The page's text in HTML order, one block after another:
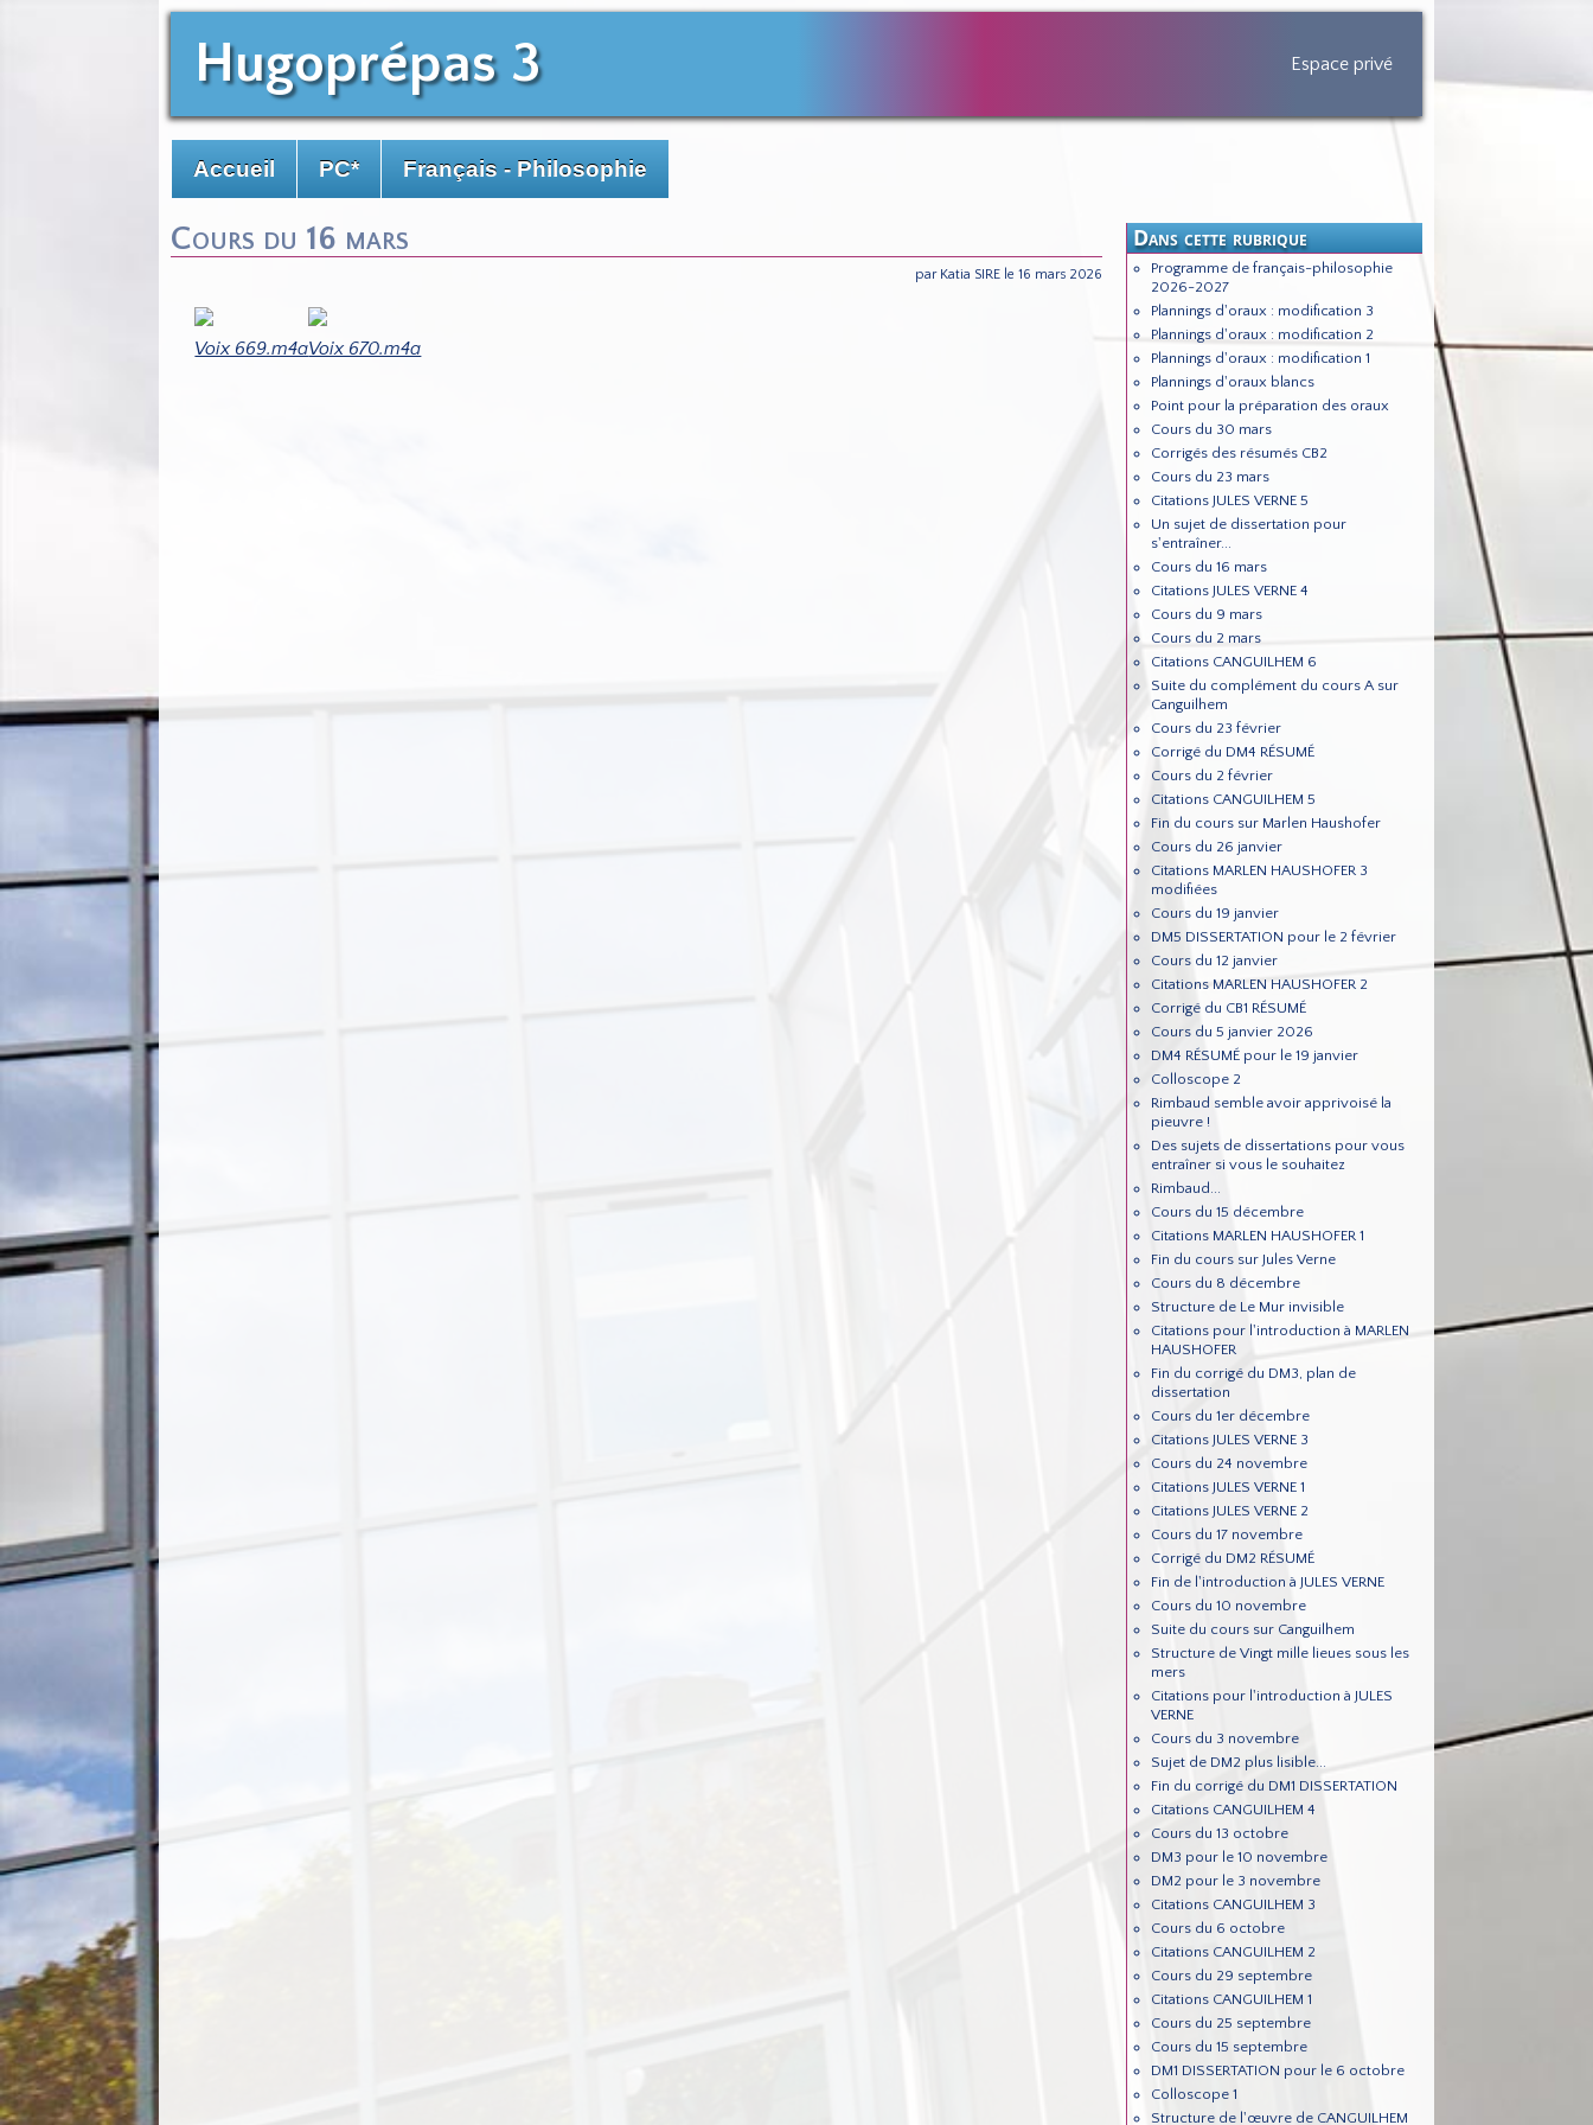
Hugoprépas 3 Espace privé
Accueil PC* Français - Philosophie
Dans cette rubrique
Programme de français-philosophie
2026-2027
Plannings d'oraux : modification 3
Plannings d'oraux : modification 2
Plannings d'oraux : modification 1
Plannings d'oraux blancs
Point pour la préparation des oraux
Cours du 30 mars
Corrigés des résumés CB2
Cours du 23 mars
Citations JULES VERNE 5
Un sujet de dissertation pour
s'entraîner...
Cours du 16 mars
Citations JULES VERNE 4
Cours du 9 mars
Cours du 2 mars
Citations CANGUILHEM 6
Suite du complément du cours A sur
Canguilhem
Cours du 23 février
Corrigé du DM4 RÉSUMÉ
Cours du 2 février
Citations CANGUILHEM 5
Fin du cours sur Marlen Haushofer
Cours du 26 janvier
Citations MARLEN HAUSHOFER 3
modifiées
Cours du 19 janvier
DM5 DISSERTATION pour le 2 février
Cours du 12 janvier
Citations MARLEN HAUSHOFER 2
Corrigé du CB1 RÉSUMÉ
Cours du 5 janvier 2026
DM4 RÉSUMÉ pour le 19 janvier
Colloscope 2
Rimbaud semble avoir apprivoisé la
pieuvre !
Des sujets de dissertations pour vous
entraîner si vous le souhaitez
Rimbaud...
Cours du 15 décembre
Citations MARLEN HAUSHOFER 1
Fin du cours sur Jules Verne
Cours du 8 décembre
Structure de Le Mur invisible
Citations pour l'introduction à MARLEN
HAUSHOFER
Fin du corrigé du DM3, plan de
dissertation
Cours du 1er décembre
Citations JULES VERNE 3
Cours du 24 novembre
Citations JULES VERNE 1
Citations JULES VERNE 2
Cours du 17 novembre
Corrigé du DM2 RÉSUMÉ
Fin de l'introduction à JULES VERNE
Cours du 10 novembre
Suite du cours sur Canguilhem
Structure de Vingt mille lieues sous les
mers
Citations pour l'introduction à JULES
VERNE
Cours du 3 novembre
Sujet de DM2 plus lisible...
Fin du corrigé du DM1 DISSERTATION
Citations CANGUILHEM 4
Cours du 13 octobre
DM3 pour le 10 novembre
DM2 pour le 3 novembre
Citations CANGUILHEM 3
Cours du 6 octobre
Citations CANGUILHEM 2
Cours du 29 septembre
Citations CANGUILHEM 1
Cours du 25 septembre
Cours du 15 septembre
DM1 DISSERTATION pour le 6 octobre
Colloscope 1
Structure de l'œuvre de CANGUILHEM
Cours du 16 mars
par Katia SIRE le 16 mars 2026
Voix 669.m4aVoix 670.m4a